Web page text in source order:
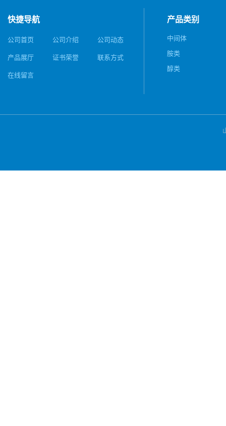
快捷导航
公司首页 公司介绍 公司动态
产品展厅 证书荣誉 联系方式
在线留言
产品类别
中间体
胺类
醇类